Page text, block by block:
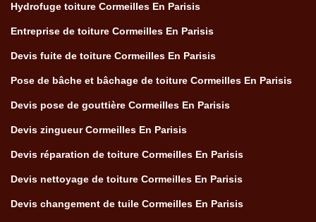
Hydrofuge toiture Cormeilles En Parisis
Entreprise de toiture Cormeilles En Parisis
Devis fuite de toiture Cormeilles En Parisis
Pose de bâche et bâchage de toiture Cormeilles En Parisis
Devis pose de gouttière Cormeilles En Parisis
Devis zingueur Cormeilles En Parisis
Devis réparation de toiture Cormeilles En Parisis
Devis nettoyage de toiture Cormeilles En Parisis
Devis changement de tuile Cormeilles En Parisis